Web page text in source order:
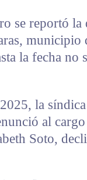
se reportó
la fecha no
la
al
Soto,